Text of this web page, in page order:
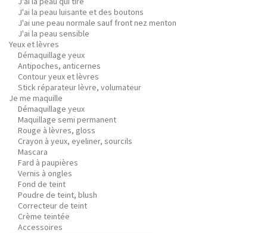
J'ai la peau luisante et des boutons
J'ai une peau normale sauf front nez menton
J'ai la peau sensible
Yeux et lèvres
Démaquillage yeux
Antipoches, anticernes
Contour yeux et lèvres
Stick réparateur lèvre, volumateur
Je me maquille
Démaquillage yeux
Maquillage semi permanent
Rouge à lèvres, gloss
Crayon à yeux, eyeliner, sourcils
Mascara
Fard à paupières
Vernis à ongles
Fond de teint
Poudre de teint, blush
Correcteur de teint
Crème teintée
Accessoires